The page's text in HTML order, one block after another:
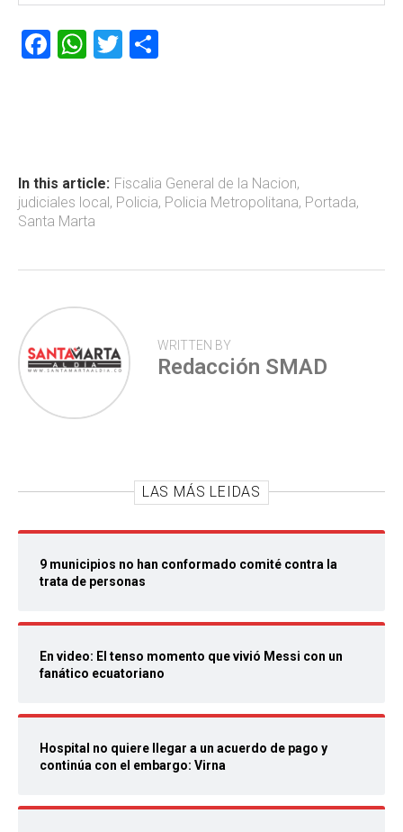
F
ok
W
p
p
T
tir
In this article: Fiscalia General de la Nacion,
judiciales local , Policia, Policia Metropolitana, Portada,
Santa Marta
WRITTEN BY
Redacción SMAD
LAS MÁS LEIDAS
9 municipios no han conformado comité contra la
trata de personas
En video: El tenso momento que vivió Messi con un
fanático ecuatoriano
Hospital no quiere llegar a un acuerdo de pago y
continúa con el embargo: Virna